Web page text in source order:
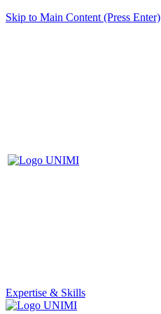
Skip to Main Content (Press Enter)
Expertise & Skills